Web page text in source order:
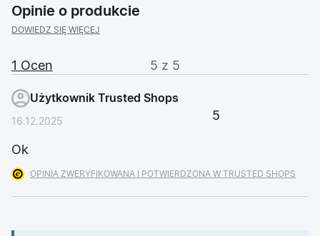
Opinie o produkcie
DOWIEDZ SIĘ WIĘCEJ
1 Ocen 5 z 5
Użytkownik Trusted Shops
5
16.12.2025
Ok
OPINIA ZWERYFIKOWANA I POTWIERDZONA W TRUSTED SHOPS